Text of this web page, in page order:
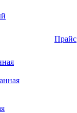
Прайс